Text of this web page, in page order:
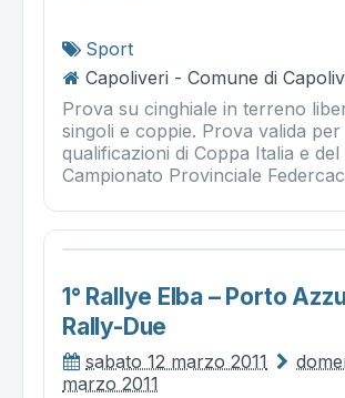
Sport
Capoliveri - Comune di
Prova su cinghiale in terreno
singoli e coppie. Prova valida per
qualificazioni di Coppa Italia e del
Campionato Provinciale
1° Rallye Elba – Porto
Rally-Due
sabato 12 marzo 2011
marzo 2011